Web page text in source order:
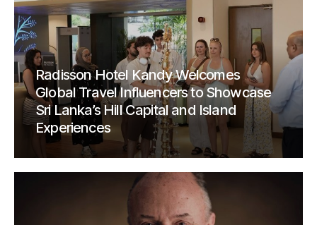
Radisson Hotel Kandy Welcomes
Global Travel Influencers to Showcase
Sri Lanka’s Hill Capital and Island
Experiences